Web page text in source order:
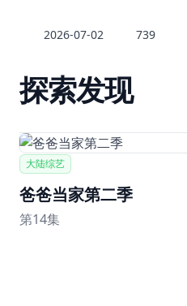
2026-07-02 739
探索发现
大陆综艺
爸爸当家第二季
第14集